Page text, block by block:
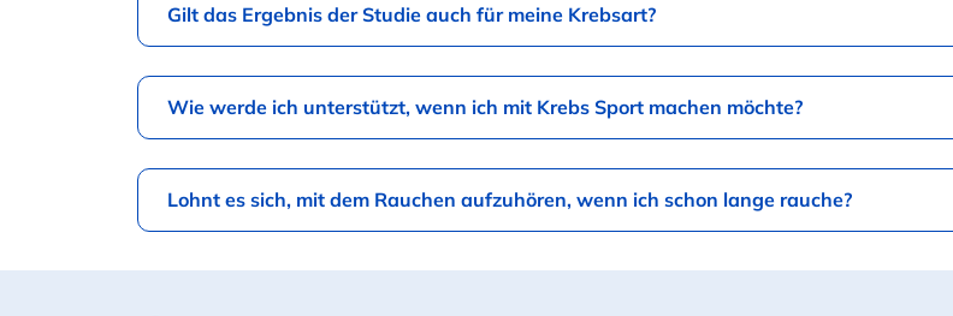
Gilt das Ergebnis der Studie auch für meine Krebsart?
Wie werde ich unterstützt, wenn ich mit Krebs Sport machen möchte?
Lohnt es sich, mit dem Rauchen aufzuhören, wenn ich schon lange rauche?